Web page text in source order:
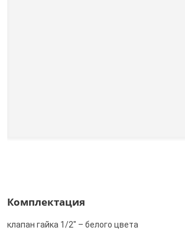
Комплектация
клапан гайка 1/2" – белого цвета